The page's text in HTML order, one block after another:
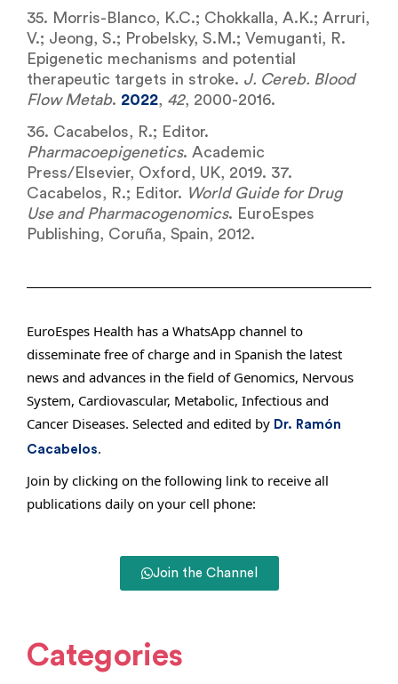
35. Morris-Blanco, K.C.; Chokkalla, A.K.; Arruri,
V.; Jeong, S.; Probelsky, S.M.; Vemuganti, R.
Epigenetic mechanisms and potential
therapeutic targets in stroke. J. Cereb. Blood
Flow Metab. 2022, 42, 2000-2016.
36. Cacabelos, R.; Editor.
Pharmacoepigenetics. Academic
Press/Elsevier, Oxford, UK, 2019. 37.
Cacabelos, R.; Editor. World Guide for Drug
Use and Pharmacogenomics. EuroEspes
Publishing, Coruña, Spain, 2012.
EuroEspes Health has a WhatsApp channel to
disseminate free of charge and in Spanish the latest
news and advances in the field of Genomics, Nervous
System, Cardiovascular, Metabolic, Infectious and
Cancer Diseases. Selected and edited by Dr. Ramón
Cacabelos.
Join by clicking on the following link to receive all
publications daily on your cell phone:
Join the Channel
Categories